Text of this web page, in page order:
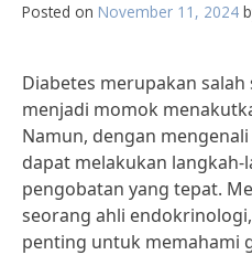
Posted on November 11, 2024
Diabetes merupakan
menjadi momok
Namun, dengan
dapat melakukan
pengobatan yang tepat.
seorang ahli
penting untuk memahami